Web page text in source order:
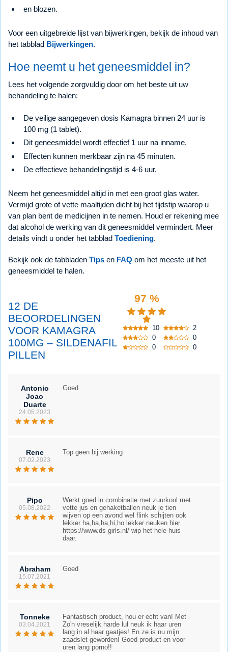
en blozen.
Voor een uitgebreide lijst van bijwerkingen, bekijk de inhoud van
het tabblad Bijwerkingen.
Hoe neemt u het geneesmiddel in?
Lees het volgende zorgvuldig door om het beste uit uw
behandeling te halen:
De veilige aangegeven dosis Kamagra binnen 24 uur is
100 mg (1 tablet).
Dit geneesmiddel wordt effectief 1 uur na inname.
Effecten kunnen merkbaar zijn na 45 minuten.
De effectieve behandelingstijd is 4-6 uur.
Neem het geneesmiddel altijd in met een groot glas water.
Vermijd grote of vette maaltijden dicht bij het tijdstip waarop u
van plan bent de medicijnen in te nemen. Houd er rekening mee
dat alcohol de werking van dit geneesmiddel vermindert. Meer
details vindt u onder het tabblad Toediening.
Bekijk ook de tabbladen Tips en FAQ om het meeste uit het
geneesmiddel te halen.
12 DE
BEOORDELINGEN
VOOR KAMAGRA
100MG – SILDENAFIL
PILLEN
97 %
10
2
0
0
0
0
Antonio
Joao
Duarte
24.05.2023
Goed
Rene
07.02.2023
Top geen bij werking
Pipo
05.08.2022
Werkt goed in combinatie met zuurkool met
vette jus en gehaketballen neuk je tien
wijven op een avond wel flink schijten ook
lekker ha,ha,ha,hi,ho lekker neuken hier
https://www.ds-girls.nl/ wip het hele huis
daar.
Abraham
15.07.2021
Goed
Tonneke
03.04.2021
Fantastisch product, hou er echt van! Met
Zo'n vreselijk harde lul neuk ik haar uren
lang in al haar gaatjes! En ze is nu mijn
zaadslet geworden! Goed product en voor
uren lang porno!!